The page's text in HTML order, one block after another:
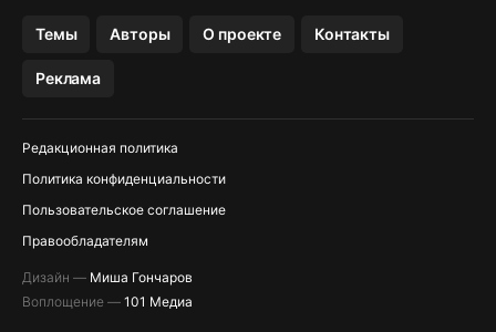
Темы Авторы О проекте Контакты
Реклама
Редакционная политика
Политика конфиденциальности
Пользовательское соглашение
Правообладателям
Дизайн — Миша Гончаров
Воплощение — 101 Медиа